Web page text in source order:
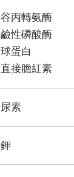
谷丙轉氨酶
鹼性磷酸酶
球蛋白
直接膽紅素
尿素
鉀